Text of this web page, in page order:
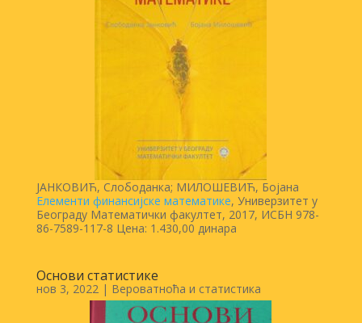
ЈАНКОВИЋ, Слободанка; МИЛОШЕВИЋ, Бојана
Елементи финансијске математике, Универзитет у
Београду Математички факултет, 2017, ИСБН 978-
86-7589-117-8 Цена: 1.430,00 динара
Основи статистике
нов 3, 2022| Вероватноћа и статистика